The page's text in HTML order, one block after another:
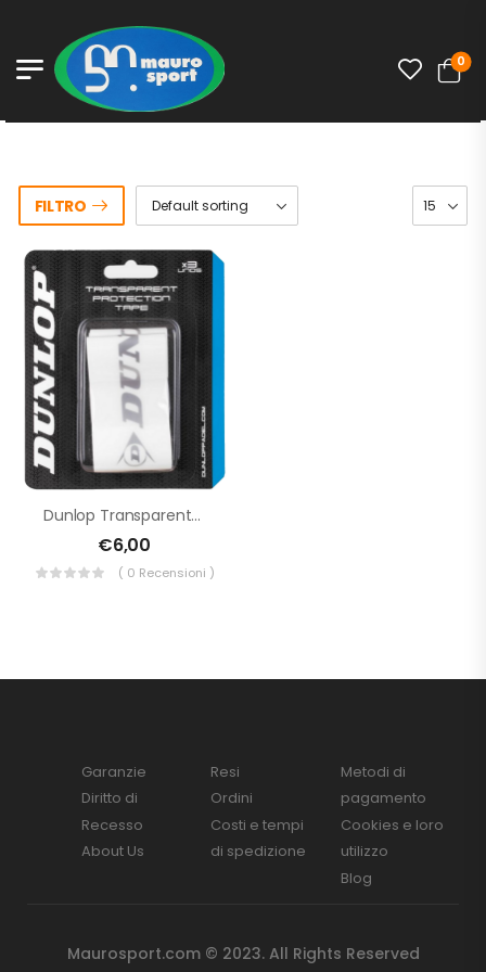
0
FILTRO
Dunlop Transparent Protection Tape
€6,00
( 0 Recensioni )
Metodi di
pagamento
Cookies e loro
utilizzo
Blog
Resi
Ordini
Costi e tempi
di spedizione
Garanzie
Diritto di
Recesso
About Us
Maurosport.com © 2023. All Rights Reserved